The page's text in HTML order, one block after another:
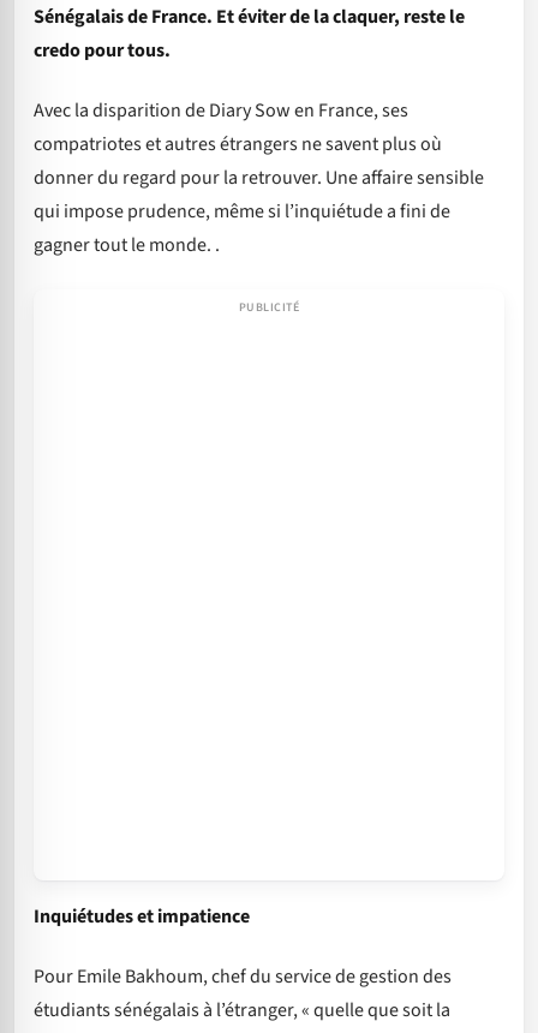
Sénégalais de France. Et éviter de la claquer, reste le
credo pour tous.
Avec la disparition de Diary Sow en France, ses
compatriotes et autres étrangers ne savent plus où
donner du regard pour la retrouver. Une affaire sensible
qui impose prudence, même si l’inquiétude a fini de
gagner tout le monde. .
Inquiétudes et impatience
Pour Emile Bakhoum, chef du service de gestion des
étudiants sénégalais à l’étranger, « quelle que soit la